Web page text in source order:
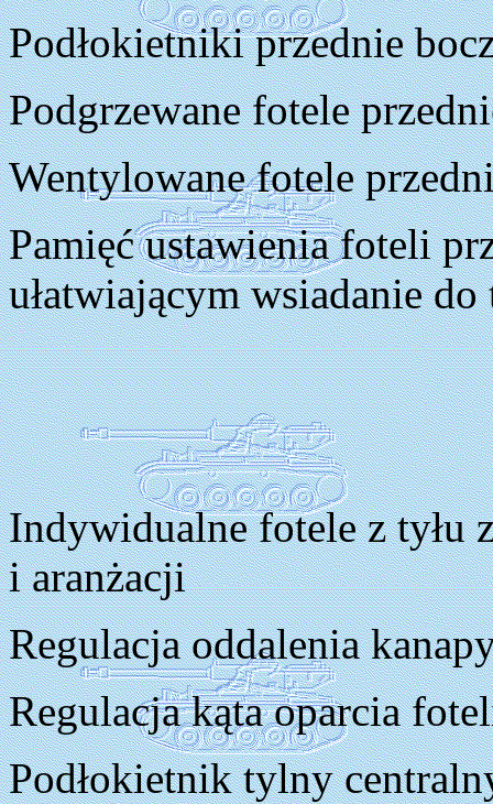
Podłokietniki przednie
Podgrzewane fotele
Wentylowane fotele
Pamięć ustawienia foteli
ułatwiającym wsiadanie do
Indywidualne fotele z tyłu
i aranżacji
Regulacja oddalenia
Regulacja kąta oparcia
Podłokietnik tylny